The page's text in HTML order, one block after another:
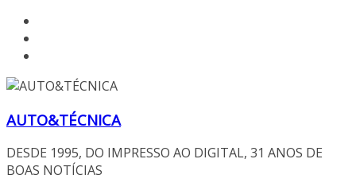
AUTO&TÉCNICA
DESDE 1995, DO IMPRESSO AO DIGITAL, 31 ANOS DE
BOAS NOTÍCIAS